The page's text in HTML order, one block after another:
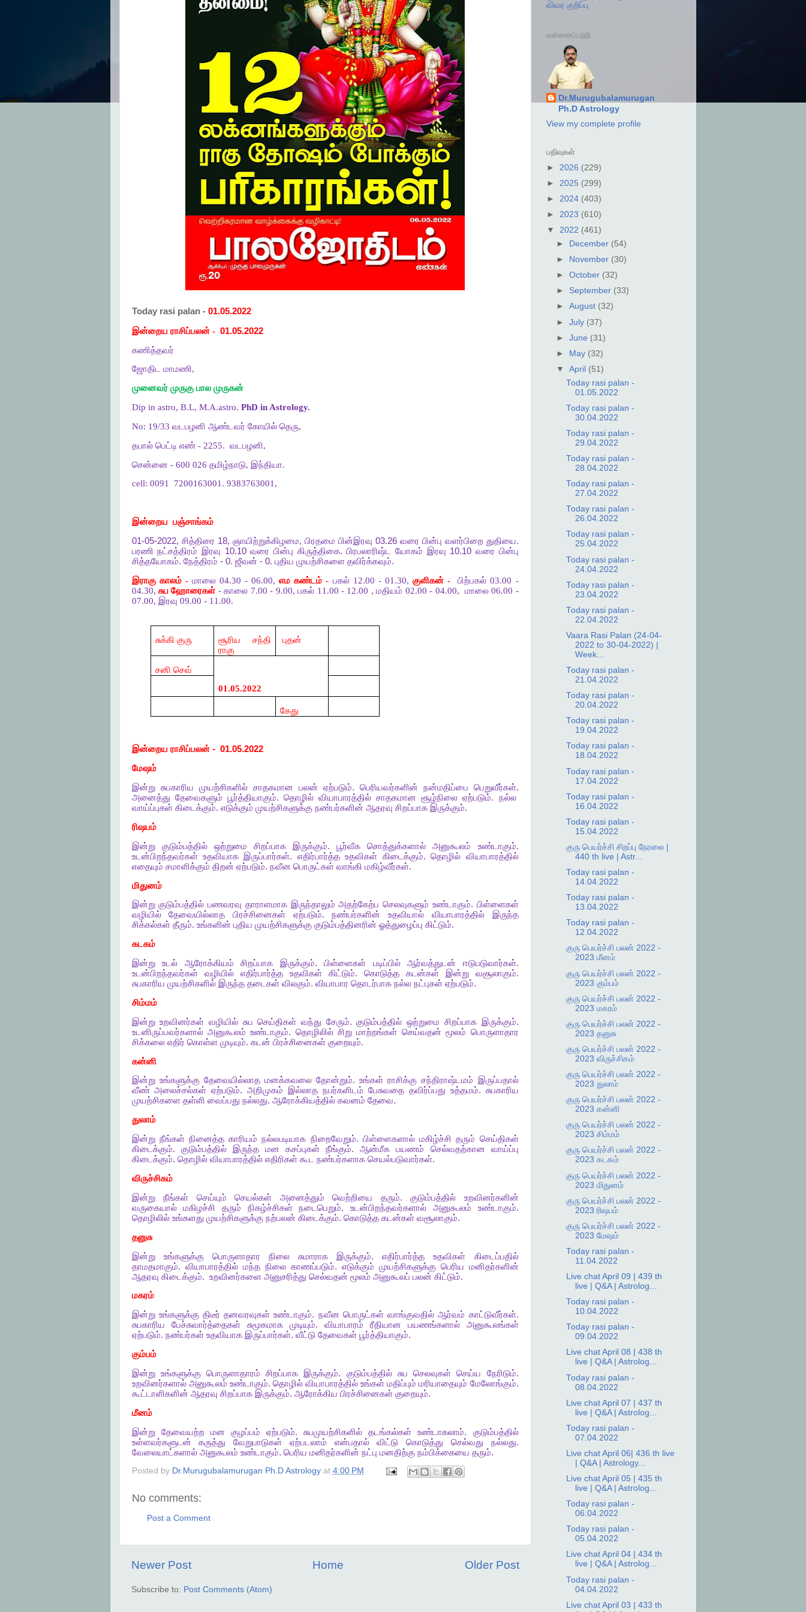
Today rasi palan - 01.05.2022
இன்றைய ராசிப்பலன் - 01.05.2022
கணித்தவர்
ஜோதிட மாமணி,
முனைவர் முருகு பால முருகன்
Dip in astro, B.L, M.A.astro. PhD in Astrology.
No: 19/33 வடபழனி ஆண்டவர் கோயில் தெரு,
தபால் பெட்டி எண் - 2255. வடபழனி,
சென்னை - 600 026 தமிழ்நாடு, இந்தியா.
cell: 0091
7200163001. 9383763001,
இன்றைய பஞ்சாங்கம்
01-05-2022, சித்திரை 18, ஞாயிற்றுக்கிழமை, பிரதமை பின்இரவு 03.26 வரை பின்பு வளர்பிறை துதியை.
பரணி நட்சத்திரம் இரவு 10.10வரை பின்பு கிருத்திகை.பிரபலாரிஷ்ட யோகம் இரவு 10.10 வரை பின்பு
சித்தயோகம். நேத்திரம் - 0. ஜீவன் - 0. புதிய முயற்சிகளை தவிர்க்கவும்.
இராகு காலம் -மாலை 04.30 - 06.00,எம கண்டம் - பகல் 12.00 - 01.30, குளிகன் -
பிற்பகல் 03.00 -
04.30, சுப ஹோரைகள்- காலை 7.00 - 9.00, பகல் 11.00 - 12.00 , மதியம் 02.00 - 04.00,
மாலை 06.00 -
07.00, இரவு 09.00 - 11.00.
சுக்கி குரு
சூரிய சந்தி
ராகு
புதன்
சனி செவ்
01.05.2022
கேது
இன்றைய ராசிப்பலன்- 01.05.2022
மேஷம்
இன்று சுபகாரிய முயற்சிகளில் சாதகமான பலன் ஏற்படும். பெரியவர்களின் நன்மதிப்பை பெறுவீர்கள்.
அனைத்து தேவைகளும் பூர்த்தியாகும். தொழில் வியாபாரத்தில் சாதகமான சூழ்நிலை ஏற்படும். நல்ல
வாய்ப்புகள் கிடைக்கும். எடுக்கும் முயற்சிகளுக்கு நண்பர்களின் ஆதரவு சிறப்பாக இருக்கும்.
ரிஷபம்
இன்று
குடும்பத்தில் ஒற்றுமை சிறப்பாக இருக்கும்.பூர்வீக சொத்துக்களால் அனுகூலம் உண்டாகும்.
உடன்பிறந்தவர்கள் உதவியாக இருப்பார்கள். எதிர்பார்த்த உதவிகள் கிடைக்கும்.தொழில் வியாபாரத்தில்
எதையும் சமாளிக்கும் திறன் ஏற்படும். நவீன பொருட்கள் வாங்கி மகிழ்வீர்கள்.
மிதுனம்
இன்று குடும்பத்தில் பணவரவு தாராளமாக இருந்தாலும் அதற்கேற்ப செலவுகளும் உண்டாகும். பிள்ளைகள்
வழியில்
தேவையில்லாத பிரச்சினைகள் ஏற்படும்.நண்பர்களின் உதவியால் வியாபாரத்தில்
இருந்த
சிக்கல்கள் தீரும். உங்களின் புதிய முயற்சிகளுக்கு குடும்பத்தினரின் ஓத்துழைப்பு கிட்டும்.
கடகம்
இன்று
உடல் ஆரோக்கியம் சிறப்பாக இருக்கும். பிள்ளைகள் படிப்பில் ஆர்வத்துடன் ஈடுபடுவார்கள்.
உடன்பிறந்தவர்கள்
வழியில் எதிர்பார்த்த உதவிகள் கிட்டும். கொடுத்த கடன்கள் இன்று வசூலாகும்.
சுபகாரிய முயற்சிகளில் இருந்த தடைகள் விலகும். வியாபார தொடர்பாக நல்ல நட்புகள் ஏற்படும்.
சிம்மம்
இன்று உறவினர்கள் வழியில் சுப செய்திகள் வந்து சேரும்.குடும்பத்தில் ஒற்றுமை சிறப்பாக இருக்கும்.
உடனிருப்பவர்களால் அனுகூலம் உண்டாகும். தொழிலில் சிறு மாற்றங்கள் செய்வதன் மூலம் பொருளாதார
சிக்கலை எதிர் கொள்ள முடியும். கடன் பிரச்சினைகள் குறையும்.
கன்னி
இன்று உங்களுக்கு தேவையில்லாத மனக்கவலை தோன்றும்.உங்கள் ராசிக்கு சந்திராஷ்டமம் இருப்பதால்
வீண் அலைச்சல்கள் ஏற்படும்.அறிமுகம் இல்லாத நபர்களிடம் பேசுவதை தவிர்ப்பது உத்தமம். சுபகாரிய
முயற்சிகளை தள்ளி வைப்பது நல்லது. ஆரோக்கியத்தில் கவனம் தேவை.
துலாம்
இன்று நீங்கள் நினைத்த காரியம் நல்லபடியாக நிறைவேறும். பிள்ளைகளால் மகிழ்ச்சி தரும் செய்திகள்
கிடைக்கும். குடும்பத்தில் இருந்த மன கசப்புகள் நீங்கும்.ஆன்மீக பயணம் செல்வதற்கான
வாய்ப்பு
கிடைக்கும். தொழில் வியாபாரத்தில் எதிரிகள் கூட நண்பர்களாக செயல்படுவார்கள்.
விருச்சிகம்
இன்று
நீங்கள் செய்யும் செயல்கள் அனைத்தும் வெற்றியை தரும். குடும்பத்தில்
உறவினர்களின்
வருகையால்
மகிழச்சி தரும் நிகழ்ச்சிகள் நடைபெறும்.உடன்பிறந்தவர்களால் அனுகூலம் உண்டாகும்.
தொழிலில் உங்களது முயற்சிகளுக்கு நற்பலன் கிடைக்கும். கொடுத்த கடன்கள் வசூலாகும்.
தனுசு
இன்று
உங்களுக்கு பொருளாதார நிலை சுமாராக இருக்கும்.எதிர்பார்த்த உதவிகள்
கிடைப்பதில்
தாமதமாகும். வியாபாரத்தில் மந்த நிலை காணப்படும். எடுக்கும் முயற்சிகளுக்கு பெரிய மனிதர்களின்
ஆதரவு கிடைக்கும். உறவினர்களை அனுசரித்து செல்வதன் மூலம் அனுகூலப் பலன் கிட்டும்.
மகரம்
இன்று உங்களுக்கு திடீர் தனவரவுகள் உண்டாகும். நவீன பொருட்கள் வாங்குவதில் ஆர்வம் காட்டுவீர்கள்.
சுபகாரிய
பேச்சுவார்த்தைகள் சுமூகமாக முடியும். வியாபாரம் ரீதியான பயணங்களால்
அனுகூலங்கள்
ஏற்படும். நண்பர்கள் உதவியாக இருப்பார்கள். வீட்டு தேவைகள் பூர்த்தியாகும்.
கும்பம்
இன்று உங்களுக்கு பொருளாதாரம் சிறப்பாக இருக்கும். குடும்பத்தில் சுப செலவுகள் செய்ய நேரிடும்.
உறவினர்களால் அனுகூலம் உண்டாகும். தொழில் வியாபாரத்தில் உங்கள் மதிப்பும் மரியாதையும் மேலோங்கும்.
கூட்டாளிகளின் ஆதரவு சிறப்பாக இருக்கும். ஆரோக்கிய பிரச்சினைகள் குறையும்.
மீனம்
இன்று
தேவையற்ற மன குழப்பம் ஏற்படும்.சுபமுயற்சிகளில் தடங்கல்கள் உண்டாகலாம். குடும்பத்தில்
உள்ளவர்களுடன்
கருத்து வேறுபாடுகள் ஏற்படலாம் என்பதால் விட்டு கொடுத்து செல்வது நல்லது.
வேலையாட்களால் அனுகூலம் உண்டாகும். பெரிய மனிதர்களின் நட்பு மனதிற்கு நம்பிக்கையை தரும்.
Posted by Dr.Murugubalamurugan Ph.D Astrology at 4:00 PM
No comments:
Post a Comment
Newer Post Older Post
Home
Subscribe to: Post Comments (Atom)
விவர குறிப்பு
என்னைப்பற்றி
Dr.Murugubalamurugan
Ph.D Astrology
View my complete profile
பதிவுகள்
► 2026 (229)
► 2025 (299)
► 2024 (403)
► 2023 (610)
▼ 2022 (461)
►
December (54)
►
November (30)
► October (32)
► September (33)
► August (32)
► July (37)
► June (31)
►
May (32)
▼ April (51)
Today rasi palan -
01.05.2022
Today rasi palan -
30.04.2022
Today rasi palan -
29.04.2022
Today rasi palan -
28.04.2022
Today rasi palan -
27.04.2022
Today rasi palan -
26.04.2022
Today rasi palan -
25.04.2022
Today rasi palan -
24.04.2022
Today rasi palan -
23.04.2022
Today rasi palan -
22.04.2022
Vaara Rasi Palan (24-04-
2022 to 30-04-2022) |
Week...
Today rasi palan -
21.04.2022
Today rasi palan -
20.04.2022
Today rasi palan -
19.04.2022
Today rasi palan -
18.04.2022
Today rasi palan -
17.04.2022
Today rasi palan -
16.04.2022
Today rasi palan -
15.04.2022
குரு பெயர்ச்சி சிறப்பு நேரலை |
440 th live | Astr...
Today rasi palan -
14.04.2022
Today rasi palan -
13.04.2022
Today rasi palan -
12.04.2022
குரு பெயர்ச்சி பலன் 2022 -
2023 மீனம்
குரு பெயர்ச்சி பலன் 2022 -
2023 கும்பம்
குரு பெயர்ச்சி பலன் 2022 -
2023 மகரம்
குரு பெயர்ச்சி பலன் 2022 -
2023 தனுசு
குரு பெயர்ச்சி பலன் 2022 -
2023 விருச்சிகம்
குரு பெயர்ச்சி பலன் 2022 -
2023 துலாம்
குரு பெயர்ச்சி பலன் 2022 -
2023 கன்னி
குரு பெயர்ச்சி பலன் 2022 -
2023 சிம்மம்
குரு பெயர்ச்சி பலன் 2022 -
2023 கடகம்
குரு பெயர்ச்சி பலன் 2022 -
2023 மிதுனம்
குரு பெயர்ச்சி பலன் 2022 -
2023 ரிஷபம்
குரு பெயர்ச்சி பலன் 2022 -
2023 மேஷம்
Today rasi palan -
11.04.2022
Live chat April 09 | 439 th
live | Q&A | Astrolog...
Today rasi palan -
10.04.2022
Today rasi palan -
09.04.2022
Live chat April 08 | 438 th
live | Q&A | Astrolog...
Today rasi palan -
08.04.2022
Live chat April 07 | 437 th
live | Q&A | Astrolog...
Today rasi palan -
07.04.2022
Live chat April 06| 436 th live
| Q&A | Astrology...
Live chat April 05 | 435 th
live | Q&A | Astrolog...
Today rasi palan -
06.04.2022
Today rasi palan -
05.04.2022
Live chat April 04 | 434 th
live | Q&A | Astrolog...
Today rasi palan -
04.04.2022
Live chat April 03 | 433 th